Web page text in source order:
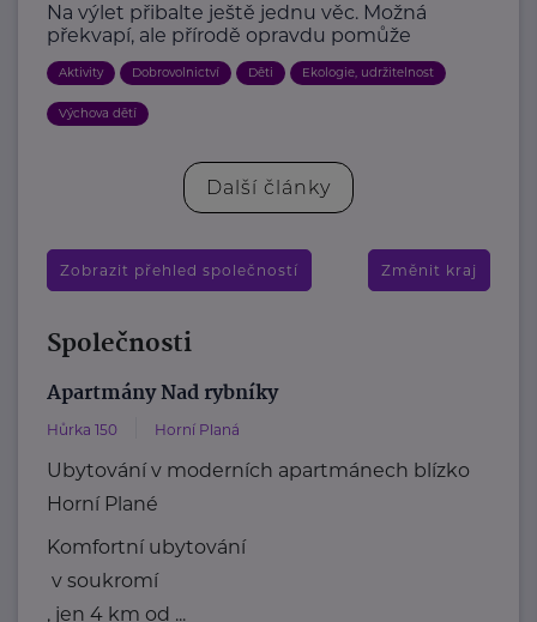
Na výlet přibalte ještě jednu věc. Možná
překvapí, ale přírodě opravdu pomůže
Aktivity Dobrovolnictví Děti Ekologie, udržitelnost
Výchova dětí
Další články
Zobrazit přehled společností Změnit kraj
Společnosti
Apartmány Nad rybníky
Hůrka 150 Horní Planá
Ubytování v moderních apartmánech blízko
Horní Plané
Komfortní ubytování
v soukromí
, jen 4 km od ...